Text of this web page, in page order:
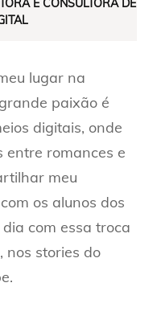
E CONSULTORA DE
lugar na
paixão é
digitais, onde
entre romances e
meu
os alunos dos
com essa troca
nos stories do